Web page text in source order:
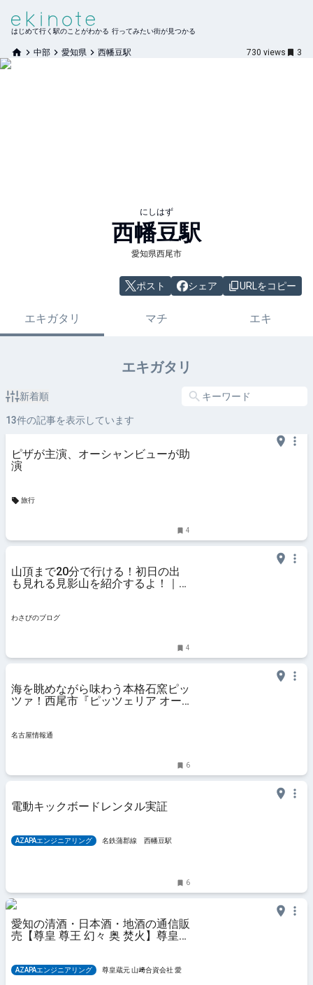
はじめて行く駅のことがわかる 行ってみたい街が見つかる
中部 愛知県 西幡豆駅 730 views 3
にしはず
西幡豆駅
愛知県西尾市
ポスト シェア URLをコピー
エキガタリ マチ エキ
エキガタリ
新着順
13件の記事を表示しています
ピザが主演、オーシャンビューが助
演
旅行
4
山頂まで20分で行ける！初日の出
も見れる見影山を紹介するよ！｜わ
わさびのブログ
4
海を眺めながら味わう本格石窯ピッ
ツァ！西尾市『ピッツェリア オー
名古屋情報通
6
電動キックボードレンタル実証
AZAPAエンジニアリング 名鉄蒲郡線 西幡豆駅
6
愛知の清酒・日本酒・地酒の通信販
売【尊皇 尊王 幻々 奥 焚火】尊皇蔵
AZAPAエンジニアリング
尊皇蔵元 山﨑合資会社 愛知